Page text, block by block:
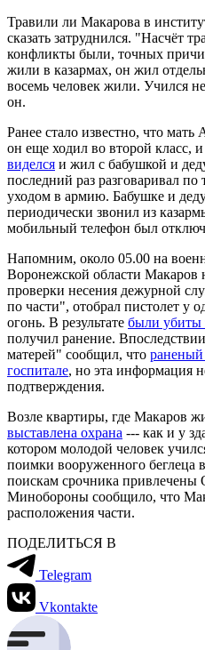
Травили ли Макарова в
сказать затруднился. "Насчёт
конфликты были, точных
жили в казармах, он жил
восемь человек жили. Учился
он.
Ранее стало известно, что мать
он еще ходил во второй класс,
виделся и жил с бабушкой и
последний раз разговаривал
уходом в армию. Бабушке и
периодически звонил из
мобильный телефон был
Напомним, около 05.00 на
Воронежской области
проверки несения дежурной
по части", отобрал пистолет у
огонь. В результате были убиты
получил ранение.
матерей" сообщил, что раненый
госпитале, но эта информация
подтверждения.
Возле квартиры, где Макаров
выставлена охрана --- как и у
котором молодой человек
поимки вооруженного беглеца
поискам срочника
Минобороны сообщило, что
расположения части.
ПОДЕЛИТЬСЯ В
Telegram
Vkontakte